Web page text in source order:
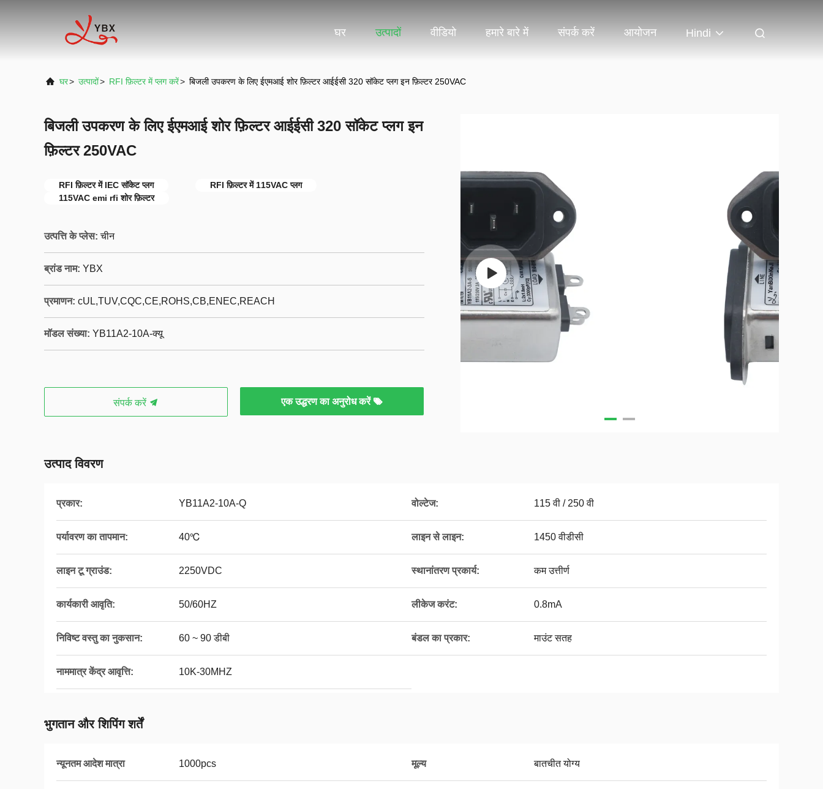
घर उत्पादों वीडियो हमारे बारे में संपर्क करें आयोजन Hindi
घर> उत्पादों> RFI फ़िल्टर में प्लग करें> बिजली उपकरण के लिए ईएमआई शोर फ़िल्टर आईईसी 320 सॉकेट प्लग इन फ़िल्टर 250VAC
बिजली उपकरण के लिए ईएमआई शोर फ़िल्टर आईईसी 320 सॉकेट प्लग इन
फ़िल्टर 250VAC
RFI फ़िल्टर में IEC सॉकेट प्लग
RFI फ़िल्टर में 115VAC प्लग
115VAC emi rfi शोर फ़िल्टर
उत्पत्ति के प्लेस: चीन
ब्रांड नाम: YBX
प्रमाणन: cUL,TUV,CQC,CE,ROHS,CB,ENEC,REACH
मॉडल संख्या: YB11A2-10A-क्यू
संपर्क करें एक उद्धरण का अनुरोध करें
उत्पाद विवरण
प्रकार: YB11A2-10A-Q वोल्टेज: 115 वी / 250 वी
पर्यावरण का तापमान: 40℃ लाइन से लाइन: 1450 वीडीसी
लाइन टू ग्राउंड: 2250VDC स्थानांतरण प्रकार्य: कम उत्तीर्ण
कार्यकारी आवृति: 50/60HZ लीकेज करंट: 0.8mA
निविष्ट वस्तु का नुकसान: 60 ~ 90 डीबी बंडल का प्रकार: माउंट सतह
नाममात्र केंद्र आवृत्ति: 10K-30MHZ
भुगतान और शिपिंग शर्तें
न्यूनतम आदेश मात्रा 1000pcs मूल्य बातचीत योग्य